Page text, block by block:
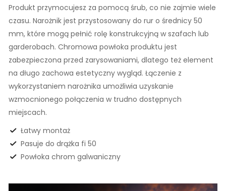
Produkt przymocujesz za pomocą śrub, co nie zajmie wiele
czasu. Narożnik jest przystosowany do rur o średnicy 50
mm, które mogą pełnić rolę konstrukcyjną w szafach lub
garderobach. Chromowa powłoka produktu jest
zabezpieczona przed zarysowaniami, dlatego też element
na długo zachowa estetyczny wygląd. Łączenie z
wykorzystaniem narożnika umożliwia uzyskanie
wzmocnionego połączenia w trudno dostępnych
miejscach.
Łatwy montaż
Pasuje do drążka fi 50
Powłoka chrom galwaniczny